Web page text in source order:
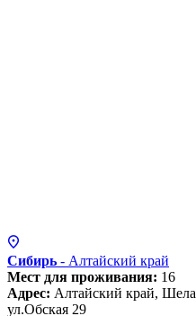
Сибирь - Алтайский край
Мест для проживания: 16
Адрес: Алтайский край,
ул.Обская 29